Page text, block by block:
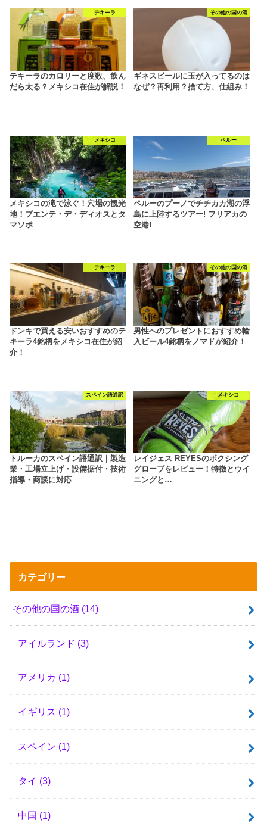
テキーラ
テキーラのカロリーと度数、飲ん
だら太る？メキシコ在住が解説！
その他の国の酒
ギネスビールに玉が入ってるのは
なぜ？再利用？捨て方、仕組み！
メキシコ
メキシコの滝で泳ぐ！穴場の観光
地！プエンテ・デ・ディオスとタ
マソポ
ペルー
ペルーのプーノでチチカカ湖の浮
島に上陸するツアー! フリアカの
空港!
テキーラ
ドンキで買える安いおすすめのテ
キーラ4銘柄をメキシコ在住が紹
介！
その他の国の酒
男性へのプレゼントにおすすめ輸
入ビール4銘柄をノマドが紹介！
スペイン語通訳
トルーカのスペイン語通訳｜製造
業・工場立上げ・設備据付・技術
指導・商談に対応
メキシコ
レイジェス REYESのボクシング
グローブをレビュー！特徴とウイ
ニングと…
カテゴリー
その他の国の酒 (14)
アイルランド (3)
アメリカ (1)
イギリス (1)
スペイン (1)
タイ (3)
中国 (1)